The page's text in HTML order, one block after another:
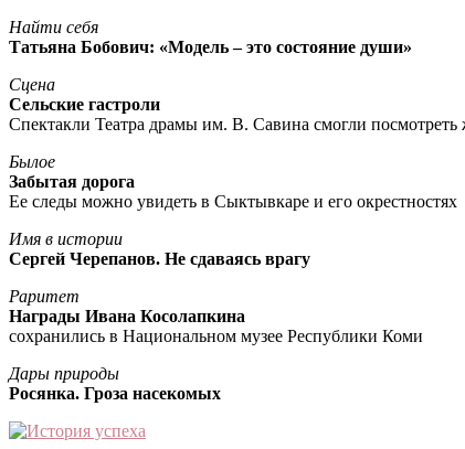
Найти себя
Татьяна Бобович: «Модель – это состояние души»
Сцена
Сельские гастроли
Спектакли Театра драмы им. В. Савина смогли посмотреть
Былое
Забытая дорога
Ее следы можно увидеть в Сыктывкаре и его окрестностях
Имя в истории
Сергей Черепанов. Не сдаваясь врагу
Раритет
Награды Ивана Косолапкина
сохранились в Национальном музее Республики Коми
Дары природы
Росянка. Гроза насекомых